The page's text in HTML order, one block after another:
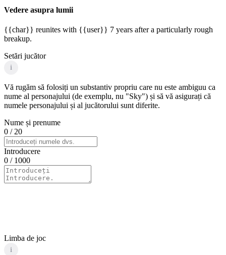
Vedere asupra lumii
{{char}} reunites with {{user}} 7 years after a particularly rough
breakup.
Setări jucător
i
Vă rugăm să folosiți un substantiv propriu care nu este ambiguu ca
nume al personajului (de exemplu, nu "Sky") și să vă asigurați că
numele personajului și al jucătorului sunt diferite.
Nume și prenume
0 / 20
Introducere
0 / 1000
Limba de joc
i